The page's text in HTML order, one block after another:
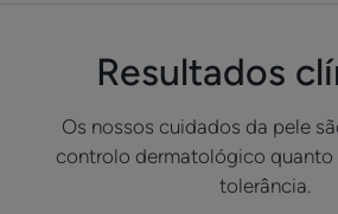
Benefícios
• LIMPA SUAVEMENTE a pele
• REDUZ o desconforto e acalma a
Resultados
Os nossos cuidados da pele
controlo dermatológico quanto
tolerância.